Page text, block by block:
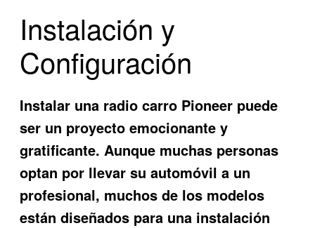
Instalación y
Configuración
Instalar una radio carro Pioneer puede
ser un proyecto emocionante y
gratificante. Aunque muchas personas
optan por llevar su automóvil a un
profesional, muchos de los modelos
están diseñados para una instalación